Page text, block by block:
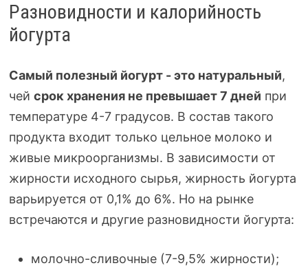
Разновидности и калорийность
йогурта
Самый полезный йогурт - это натуральный,
чей срок хранения не превышает 7 дней при
температуре 4-7градусов. В состав такого
продукта входит только цельное молоко и
живые микроорганизмы. В зависимости от
жирности исходного сырья, жирность йогурта
варьируется от 0,1% до 6%. Но на рынке
встречаются и другие разновидности йогурта:
молочно-сливочные(7-9,5% жирности);